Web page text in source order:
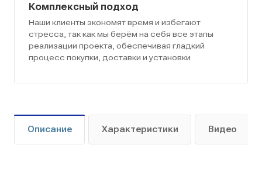
Комплексный подход
Наши клиенты экономят время и избегают
стресса, так как мы берём на себя все этапы
реализации проекта, обеспечивая гладкий
процесс покупки, доставки и установки
Описание Характеристики Видео